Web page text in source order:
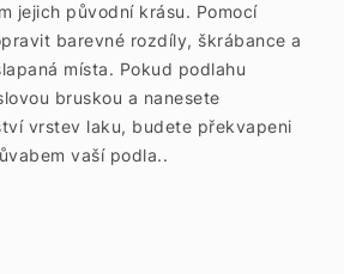
jejich původní krásu. Pomocí
barevné rozdíly, škrábance a
místa. Pokud podlahu
bruskou a nanesete
vrstev laku, budete překvapeni
vaší podla..